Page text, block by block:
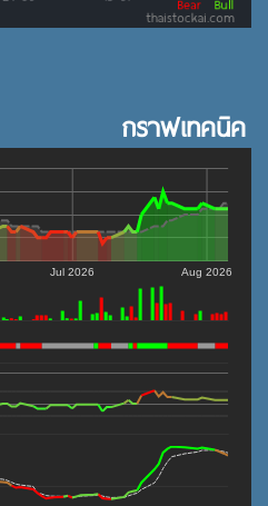
กราฟเทคนิค
Jul 2026 Aug 2026